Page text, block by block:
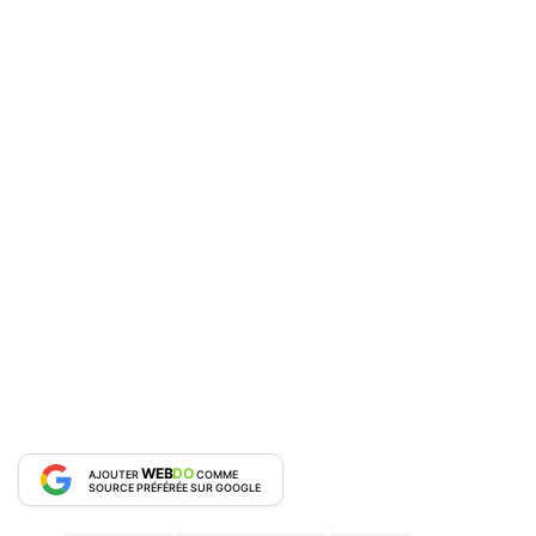
AJOUTERWEBDOCOMME
SOURCE PRÉFÉRÉE SUR GOOGLE